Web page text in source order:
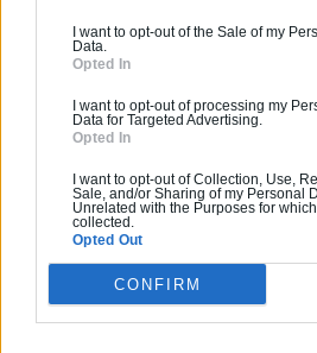
I want to opt-out of the Sale of my
Data.
Opted In
I want to opt-out of processing my
Data for Targeted Advertising.
Opted In
I want to opt-out of Collection, Use,
Sale, and/or Sharing of my Personal
Unrelated with the Purposes for
collected.
Opted Out
CONFIRM
Articles récents
Jardin devant la
Comment choisir
Comment
extérieure de sa